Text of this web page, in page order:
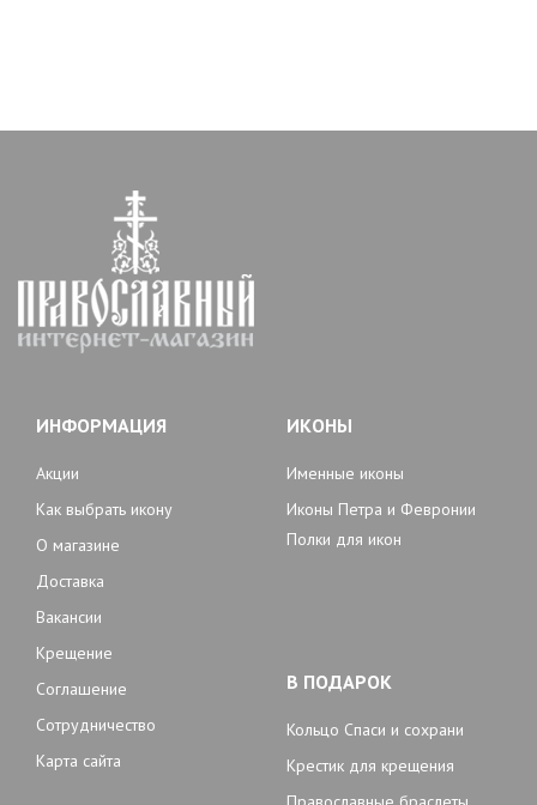
ИНФОРМАЦИЯ
Акции
Как выбрать икону
О магазине
Доставка
Вакансии
Крещение
Соглашение
Сотрудничество
Карта сайта
ИКОНЫ
Именные иконы
Иконы Петра и Февронии
Полки для икон
В ПОДАРОК
Кольцо Спаси и сохрани
Крестик для крещения